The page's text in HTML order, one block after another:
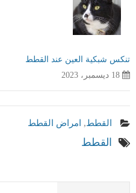
تنكس شبكية العين عند القطط
18 ديسمبر، 2023
القطط, امراض القطط
القطط